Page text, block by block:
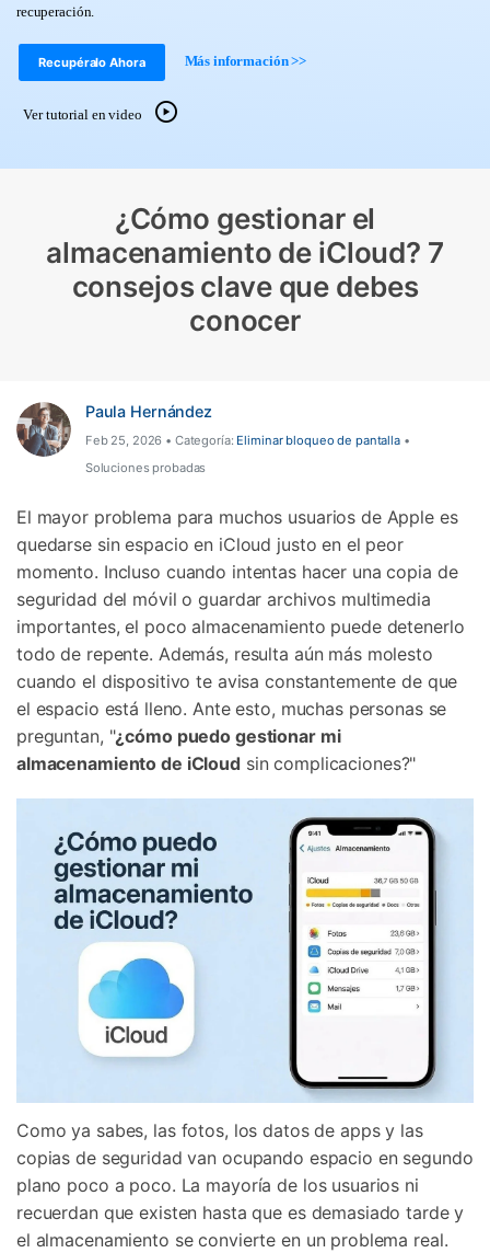
Soporte
Gestor de Datos
Reparación de Móviles
Protección del Móvil
Iniciar sesión
recuperación.
Recupéralo Ahora Más información >>
Ver tutorial en video
¿Cómo gestionar el
almacenamiento de iCloud? 7
consejos clave que debes
conocer
Paula Hernández
Feb 25, 2026 • Categoría: Eliminar bloqueo de pantalla•
Soluciones probadas
El mayor problema para muchos usuarios de Apple es
quedarse sin espacio en iCloud justo en el peor
momento. Incluso cuando intentas hacer una copia de
seguridad del móvil o guardar archivos multimedia
importantes, el poco almacenamiento puede detenerlo
todo de repente. Además, resulta aún más molesto
cuando el dispositivo te avisa constantemente de que
el espacio está lleno. Ante esto, muchas personas se
preguntan, "¿cómo puedo gestionar mi
almacenamiento de iCloud sin complicaciones?"
Como ya sabes, las fotos, los datos de apps y las
copias de seguridad van ocupando espacio en segundo
plano poco a poco. La mayoría de los usuarios ni
recuerdan que existen hasta que es demasiado tarde y
el almacenamiento se convierte en un problema real.